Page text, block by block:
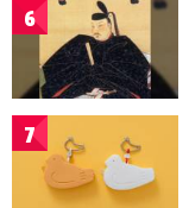
6
7